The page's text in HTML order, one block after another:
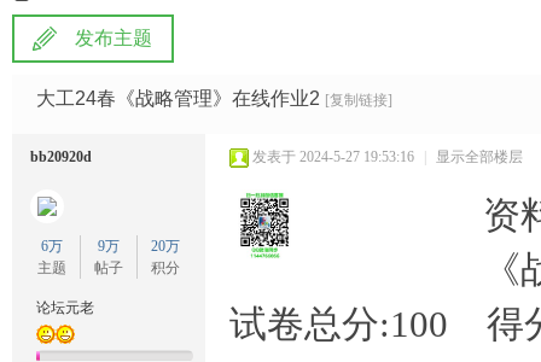
» ›
发布主题
大工24春《战略管理》在线作业2 [复制链接]
bb20920d
6万
主题
9万
帖子
20万
积分
论坛元老
发表于 2024-5-27 19:53:16 | 显示全部楼层
资
试卷总分:100 得